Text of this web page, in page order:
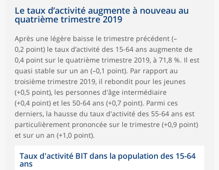
Le taux d’activité augmente à nouveau au
quatrième trimestre 2019
Après une légère baisse le trimestre précédent (–
0,2 point) le taux d’activité des 15-64 ans augmente de
0,4 point sur le quatrième trimestre 2019, à 71,8 %. Il est
quasi stable sur un an (–0,1 point). Par rapport au
troisième trimestre 2019, il rebondit pour les jeunes
(+0,5 point), les personnes d'âge intermédiaire
(+0,4 point) et les 50-64 ans (+0,7 point). Parmi ces
derniers, la hausse du taux d'activité des 55-64 ans est
particulièrement prononcée sur le trimestre (+0,9 point)
et sur un an (+1,0 point).
Taux d'activité BIT dans la population des 15-64
ans